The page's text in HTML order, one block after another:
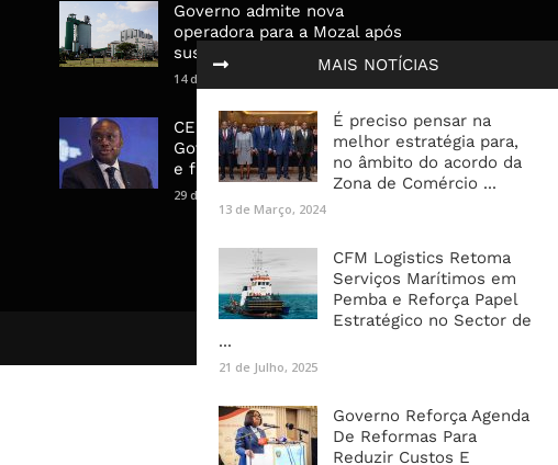
MAIS NOTÍCIAS
É preciso pensar na
melhor estratégia para,
no âmbito do acordo da
Zona de Comércio ...
13 de Março, 2024
CFM Logistics Retoma
Serviços Marítimos em
Pemba e Reforça Papel
Estratégico no Sector de
...
21 de Julho, 2025
Governo Reforça Agenda
De Reformas Para
Reduzir Custos E
Governo admite nova
operadora para a Mozal após
suspensão das operações
14 de Março, 2026
CEO do Standard Bank pede ao
Governo que “saia do caminho”
e facilite os negócios
29 de Janeiro, 2025